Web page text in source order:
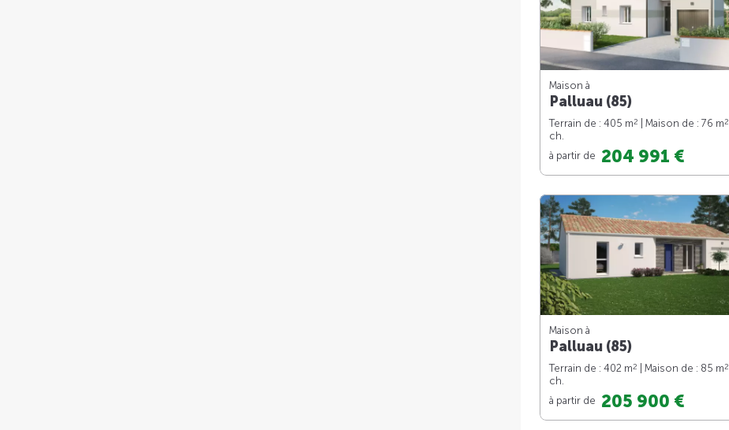
Maison à
Palluau (85)
Terrain de : 405 m2 | Maison de : 76 m2
ch.
à partir de 204 991 €
Maison à
Palluau (85)
Terrain de : 402 m2 | Maison de : 85 m2
ch.
à partir de 205 900 €